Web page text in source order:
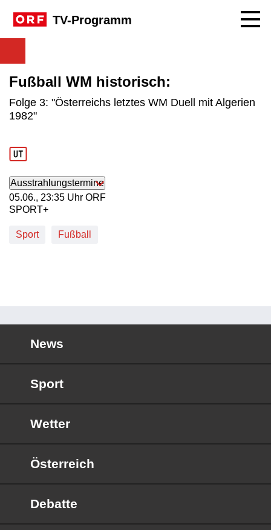
TV-Programm
Fußball WM historisch:
Folge 3: "Österreichs letztes WM Duell mit Algerien
1982"
Ausstrahlungstermine
05. Juni, 23:35 Uhr in ORF SPORT+
05.06., 23:35 Uhr ORF
SPORT+
Sport Fußball
News
Sport
Wetter
Österreich
Debatte